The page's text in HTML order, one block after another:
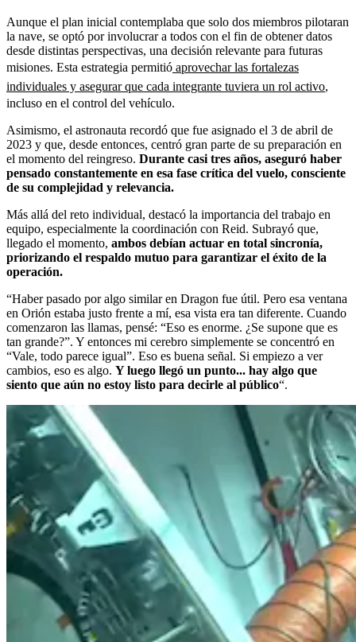
Aunque el plan inicial contemplaba que solo dos miembros pilotaran
la nave, se optó por involucrar a todos con el fin de obtener datos
desde distintas perspectivas, una decisión relevante para futuras
misiones. Esta estrategia permitió aprovechar las fortalezas
individuales y asegurar que cada integrante tuviera un rol activo,
incluso en el control del vehículo.
Asimismo, el astronauta recordó que fue asignado el 3 de abril de
2023 y que, desde entonces, centró gran parte de su preparación en
el momento del reingreso. Durante casi tres años, aseguró haber
pensado constantemente en esa fase crítica del vuelo, consciente
de su complejidad y relevancia.
Más allá del reto individual, destacó la importancia del trabajo en
equipo, especialmente la coordinación con Reid. Subrayó que,
llegado el momento, ambos debían actuar en total sincronía,
priorizando el respaldo mutuo para garantizar el éxito de la
operación.
“Haber pasado por algo similar en Dragon fue útil. Pero esa ventana
en Orión estaba justo frente a mí, esa vista era tan diferente. Cuando
comenzaron las llamas, pensé: “Eso es enorme. ¿Se supone que es
tan grande?”. Y entonces mi cerebro simplemente se concentró en
“Vale, todo parece igual”. Eso es buena señal. Si empiezo a ver
cambios, eso es algo. Y luego llegó un punto... hay algo que
siento que aún no estoy listo para decirle al público“.